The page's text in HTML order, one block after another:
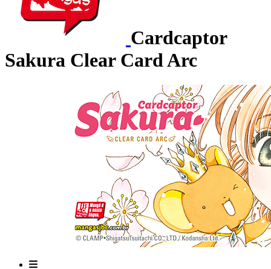
Cardcaptor
Sakura Clear Card Arc